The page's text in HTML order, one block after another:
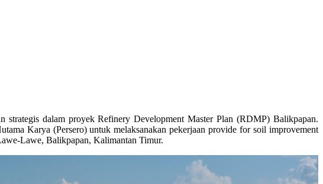
strategis dalam proyek Refinery Development Master Plan (RDMP) Balikpapan.
Karya (Persero) untuk melaksanakan pekerjaan provide for soil improvement
Lawe, Balikpapan, Kalimantan Timur.